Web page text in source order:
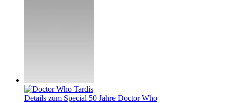
Details zum Special 50 Jahre Doctor Who